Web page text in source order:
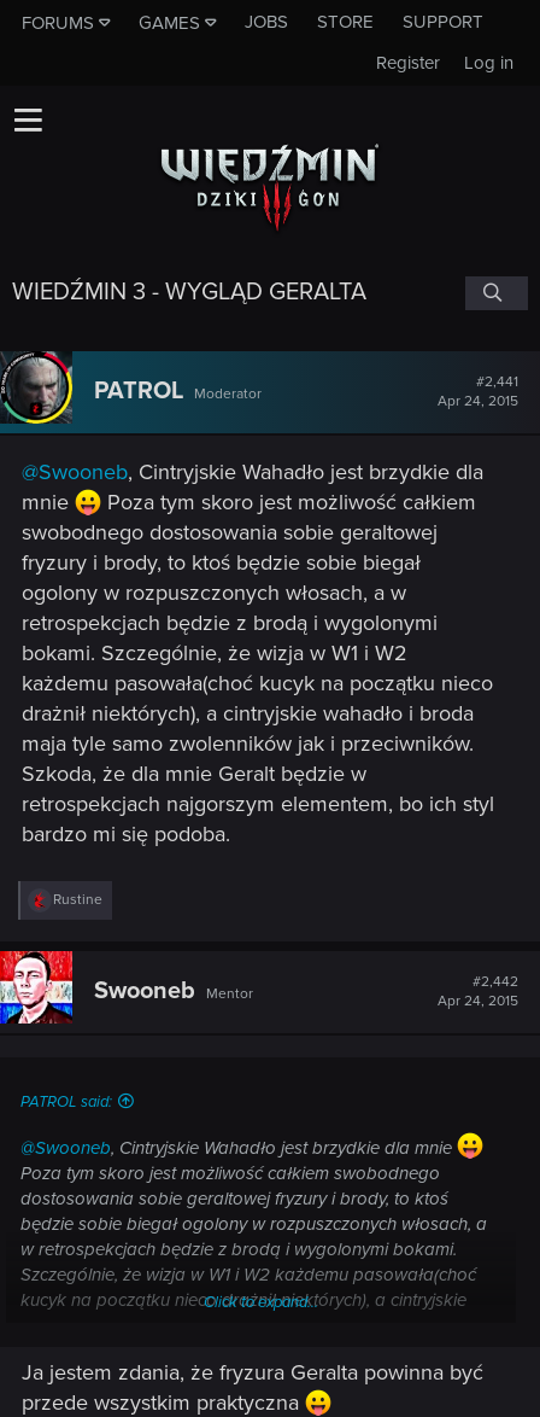
FORUMS GAMES JOBS STORE
SUPPORT
Log in
Register
WIEDŹMIN 3 - WYGLĄD GERALTA
PATROL Moderator
#2,441
Apr 24, 2015
@Swooneb, Cintryjskie Wahadło jest brzydkie dla
mnie
Poza tym skoro jest możliwość całkiem
swobodnego dostosowania sobie geraltowej
fryzury i brody, to ktoś będzie sobie biegał
ogolony w rozpuszczonych włosach, a w
retrospekcjach będzie z brodą i wygolonymi
bokami. Szczególnie, że wizja w W1 i W2
każdemu pasowała(choć kucyk na początku nieco
drażnił niektórych), a cintryjskie wahadło i broda
maja tyle samo zwolenników jak i przeciwników.
Szkoda, że dla mnie Geralt będzie w
retrospekcjach najgorszym elementem, bo ich styl
bardzo mi się podoba.
R
e
c
t
i
o
Rustine
Swooneb Mentor
#2,442
Apr 24, 2015
PATROL said:
@Swooneb, Cintryjskie Wahadło jest brzydkie dla mnie
Poza tym skoro jest możliwość całkiem swobodnego
dostosowania sobie geraltowej fryzury i brody, to ktoś
będzie sobie biegał ogolony w rozpuszczonych włosach, a
w retrospekcjach będzie z brodą i wygolonymi bokami.
Szczególnie, że wizja w W1 i W2 każdemu pasowała(choć
kucyk na początku nieco drażnił niektórych), a cintryjskie
retrospekcjach najgorszym elementem, bo ich styl bardzo mi
się podoba.
Click to expand...
Ja jestem zdania, że fryzura Geralta powinna być
przede wszystkim praktyczna